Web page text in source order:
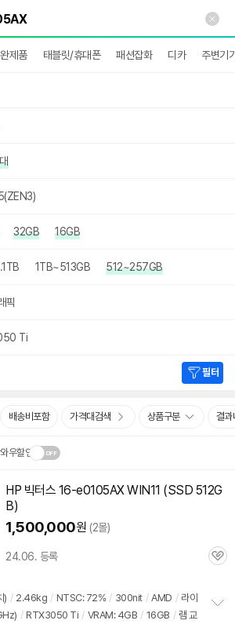
제품 태블릿/휴대폰 패션잡화 디카 주변기
32GB 16GB
1TB~513GB 512~257GB
픽
Ti
필터
배송비포함 가격대검색 상품구분 결과
우할인
.
닫
기
HP 빅터스 16-e0105AXWIN11 (SSD 512G
B)
1,500,000원 (2몰)
24.06. 등록
관
) / 2.46kg / NTSC: 72% / 300nit / AMD / 라이
/ RTX3050 Ti / VRAM: 4GB / 16GB / 램 교